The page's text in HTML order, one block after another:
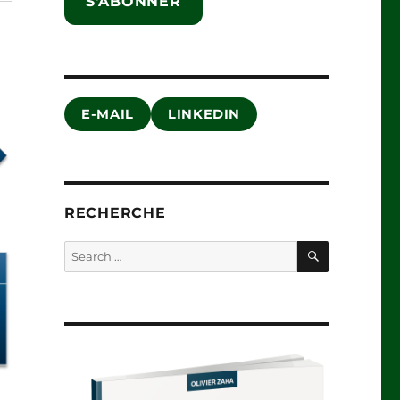
E-MAIL LINKEDIN
RECHERCHE
Search
for:
SEARCH